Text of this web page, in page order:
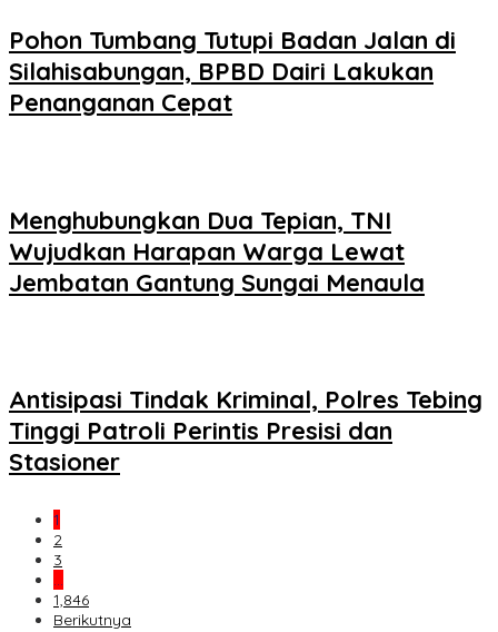
Pohon Tumbang Tutupi Badan Jalan di
Silahisabungan, BPBD Dairi Lakukan
Penanganan Cepat
Menghubungkan Dua Tepian, TNI
Wujudkan Harapan Warga Lewat
Jembatan Gantung Sungai Menaula
Antisipasi Tindak Kriminal, Polres Tebing
Tinggi Patroli Perintis Presisi dan
Stasioner
1
2
3
…
1,846
Berikutnya